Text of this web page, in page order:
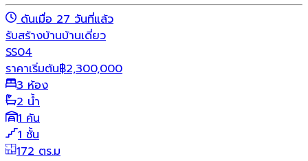
ดันเมื่อ 27 วันที่แล้ว
รับสร้างบ้านบ้านเดี่ยว
SS04
ราคาเริ่มต้น฿2,300,000
3 ห้อง
2 น้ำ
1 คัน
1 ชั้น
172 ตร.ม